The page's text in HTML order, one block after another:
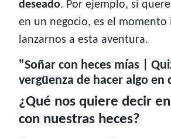
deseado. Por ejemplo, si
en un negocio, es el momento
lanzarnos a esta aventura.
"Soñar con heces mías |
vergüenza de hacer algo en
¿Qué nos quiere decir
con nuestras heces?